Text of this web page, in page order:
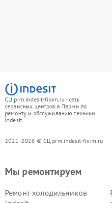
СЦ prm.indesit-fixim.ru - сеть
сервисных центров в Перми по
ремонту и обслуживанию техники
Indesit
2021-2026 © СЦ prm.indesit-fixim.ru
Мы ремонтируем
Ремонт холодильников